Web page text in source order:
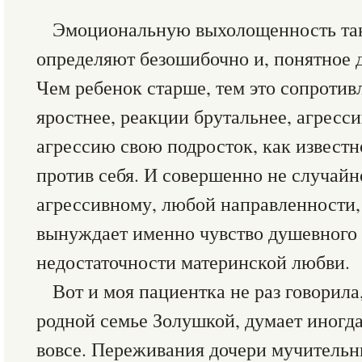
Эмоциональную выхолощенность
определяют безошибочно и, понятное
Чем ребенок старше, тем это
яростнее, реакции брутальнее,
агрессию свою подросток, как
против себя. И совершенно не
агрессивному, любой
вынуждает именно чувство душевного
недостаточности материнской любви.
Вот и моя пациентка не раз
родной семье Золушкой, думает
вовсе. Переживания дочери